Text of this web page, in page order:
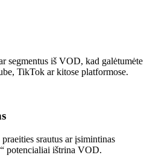
segmentus iš VOD, kad galėtumėte
TikTok ar kitose platformose.
srautus ar įsimintinas
potencialiai ištrina VOD.